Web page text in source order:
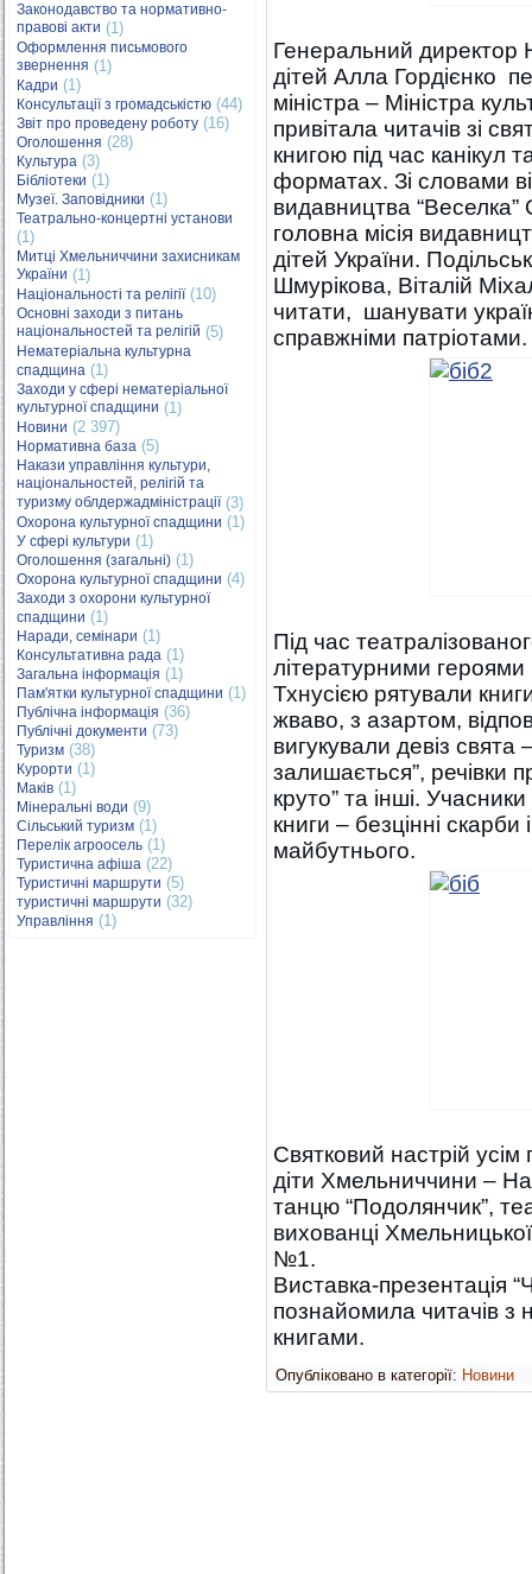
Законодавство та нормативно-
правові акти (1)
Оформлення письмового
звернення (1)
Кадри (1)
Консультації з громадськістю (44)
Звіт про проведену роботу (16)
Оголошення (28)
Культура (3)
Бібліотеки (1)
Музеї. Заповідники (1)
Театрально-концертні установи
(1)
Митці Хмельниччини захисникам
України (1)
Національності та релігії(10)
Основні заходи з питань
національностей та релігій (5)
Нематеріальна культурна
спадщина (1)
Заходи у сфері нематеріальної
культурної спадщини (1)
Новини (2 397)
Нормативна база (5)
Накази управління культури,
національностей, релігій та
туризму облдержадміністрації(3)
Охорона культурної спадщини (1)
У сфері культури (1)
Оголошення (загальні) (1)
Охорона культурної спадщини (4)
Заходи з охорони культурної
спадщини (1)
Наради, семінари (1)
Консультативна рада (1)
Загальна інформація (1)
Пам'ятки культурної спадщини (1)
Публічна інформація (36)
Публічні документи (73)
Туризм (38)
Курорти (1)
Маків (1)
Мінеральні води (9)
Сільський туризм (1)
Перелік агроосель (1)
Туристична афіша (22)
Туристичні маршрути (5)
туристичні маршрути (32)
Управління (1)
Генеральний директор
дітей Алла Гордієнко
міністра – Міністра
привітала читачів зі
книгою під час канікул
форматах. Зі словами
видавництва
головна місія
дітей України.
Шмурікова, Віталій
читати, шанувати
справжніми патріотами.
Під час
літературними
Тхнусією рятували
жваво, з азартом,
вигукували девіз свята
залишається”, речівки
круто” та інші.
книги – безцінні
майбутнього.
Святковий настрій
діти Хмельниччини –
танцю “Подолянчик”,
вихованці
№1.
Виставка-презентація
познайомила читачів з
книгами.
Опубліковано в категорії: Новини